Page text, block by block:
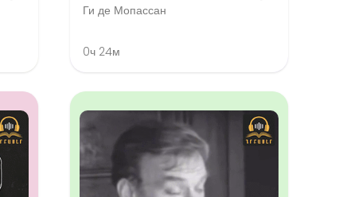
Ги де Мопассан
0ч 24м